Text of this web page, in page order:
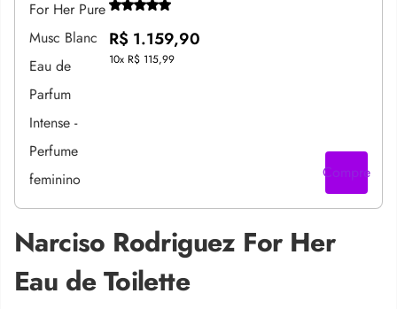
R$ 1.159,90
10x R$ 115,99
Compre
Narciso Rodriguez For Her
Eau de Toilette